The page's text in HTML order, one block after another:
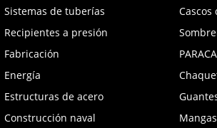
Sistemas de tuberías
Recipientes a presión
Fabricación
Energía
Estructuras de acero
Construcción naval
PARACA